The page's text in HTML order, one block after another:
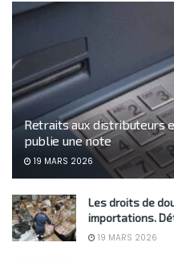
Retraits aux distributeurs
publie une note
19 MARS 2026
Les droits de
importations.
19 MARS 2026